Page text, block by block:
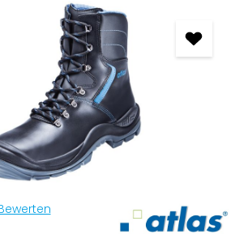
Bewertung von 0 von 5 Sternen